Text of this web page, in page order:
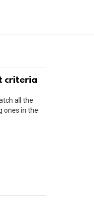
criteria
all the
ones in the